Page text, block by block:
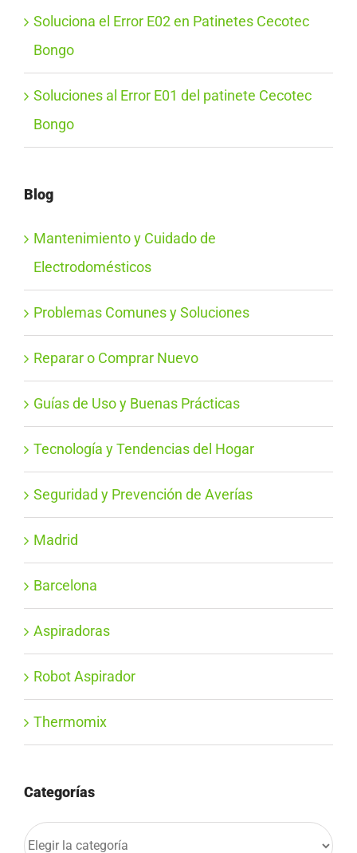
Soluciona el Error E02 en Patinetes Cecotec
Bongo
Soluciones al Error E01 del patinete Cecotec
Bongo
Blog
Mantenimiento y Cuidado de
Electrodomésticos
Problemas Comunes y Soluciones
Reparar o Comprar Nuevo
Guías de Uso y Buenas Prácticas
Tecnología y Tendencias del Hogar
Seguridad y Prevención de Averías
Madrid
Barcelona
Aspiradoras
Robot Aspirador
Thermomix
Categorías
Categorías